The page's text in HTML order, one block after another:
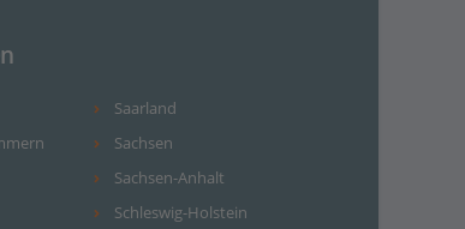
Saarland
Sachsen
Sachsen-Anhalt
Schleswig-Holstein